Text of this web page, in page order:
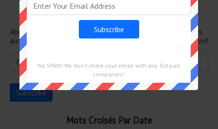
Newsletter
Abonnez-vous ci-dessous et recevez les dernières réponses
aux mots croisés directement dans votre boîte de réception!
Mots Croisés Par Date
No SPAM! We don't share your email with any 3rd part
companies!